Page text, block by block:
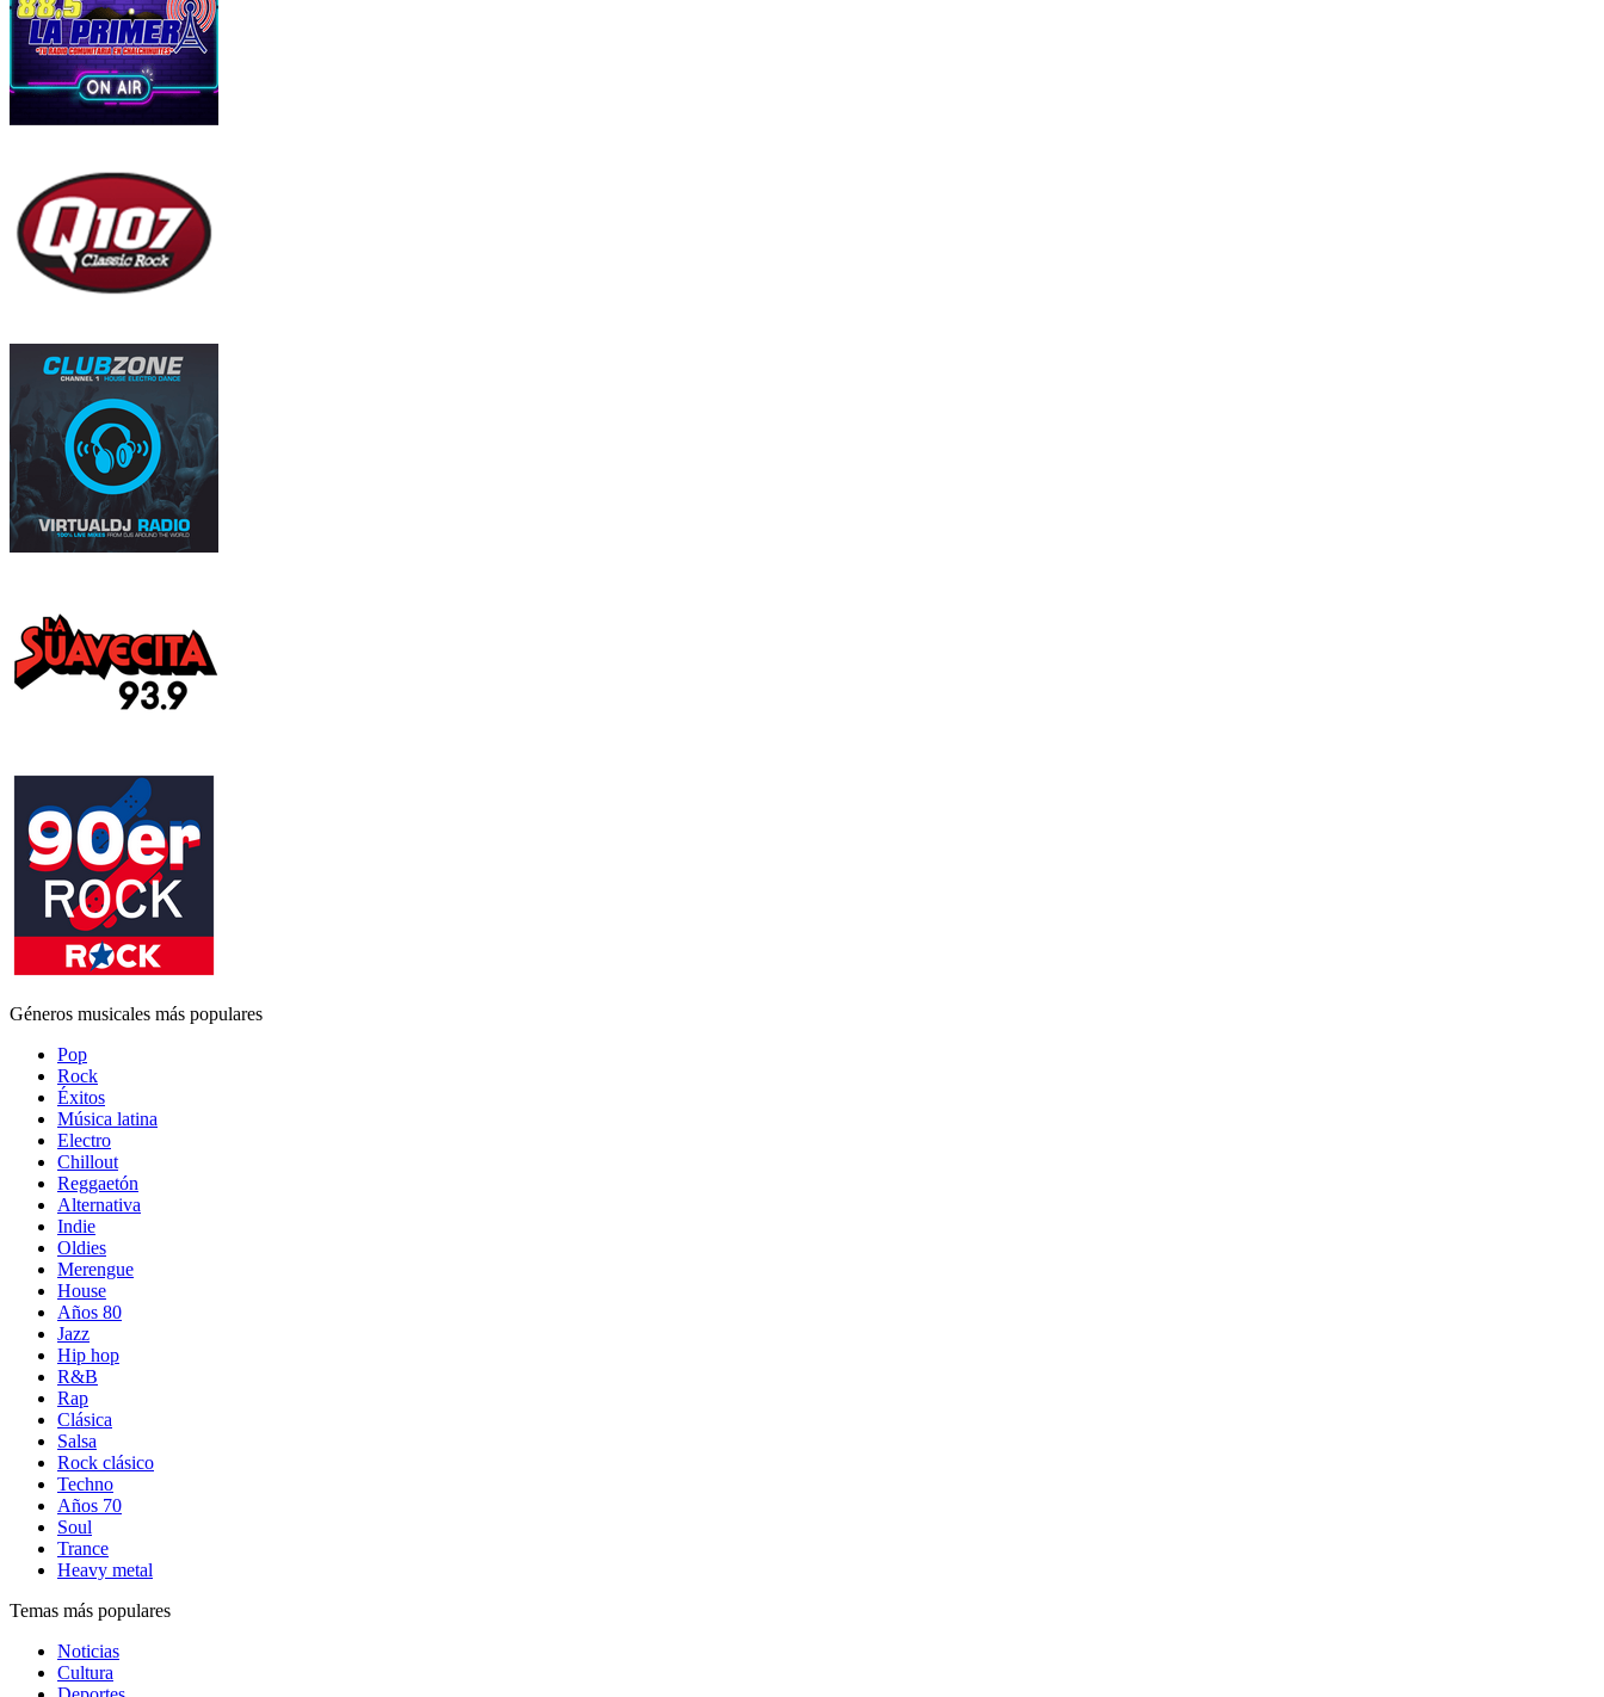
Géneros musicales más populares
Pop
Rock
Éxitos
Música latina
Electro
Chillout
Reggaetón
Alternativa
Indie
Oldies
Merengue
House
Años 80
Jazz
Hip hop
R&B
Rap
Clásica
Salsa
Rock clásico
Techno
Años 70
Soul
Trance
Heavy metal
Temas más populares
Noticias
Cultura